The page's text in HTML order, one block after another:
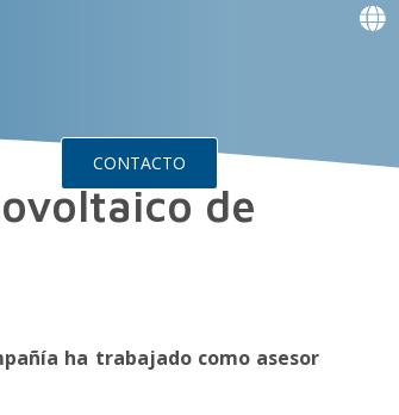
CONTACTO
de
ha trabajado como asesor